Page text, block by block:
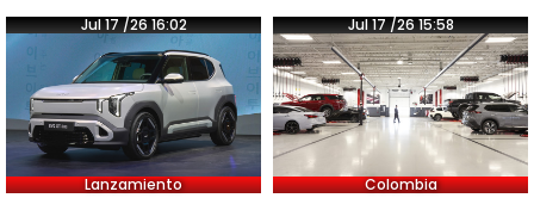
Jul 17 /26 16:02
Lanzamiento
Jul 17 /26 15:58
Colombia